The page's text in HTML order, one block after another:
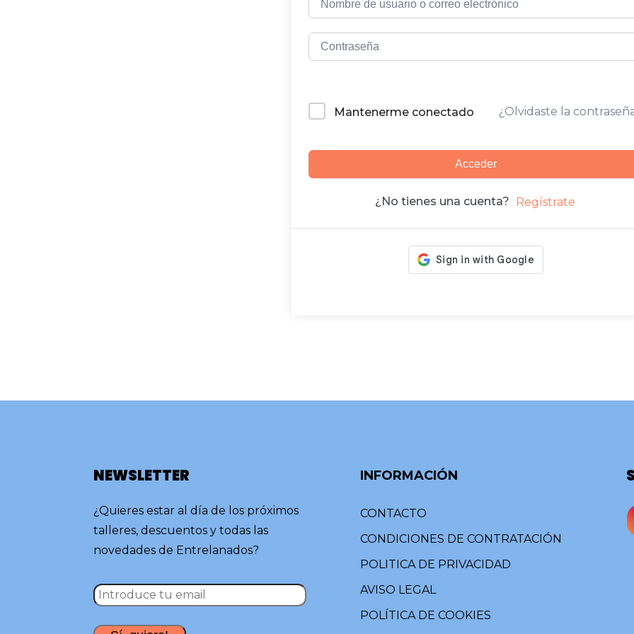
Mantenerme conectado ¿Olvidaste la
Acceder
¿No tienes una cuenta? Regístrate
NEWSLETTER
¿Quieres estar al día de los próximos
talleres, descuentos y todas las
novedades de Entrelanados?
INFORMACIÓN
CONTACTO
CONDICIONES DE CONTRATACIÓN
POLITICA DE PRIVACIDAD
AVISO LEGAL
POLÍTICA DE COOKIES